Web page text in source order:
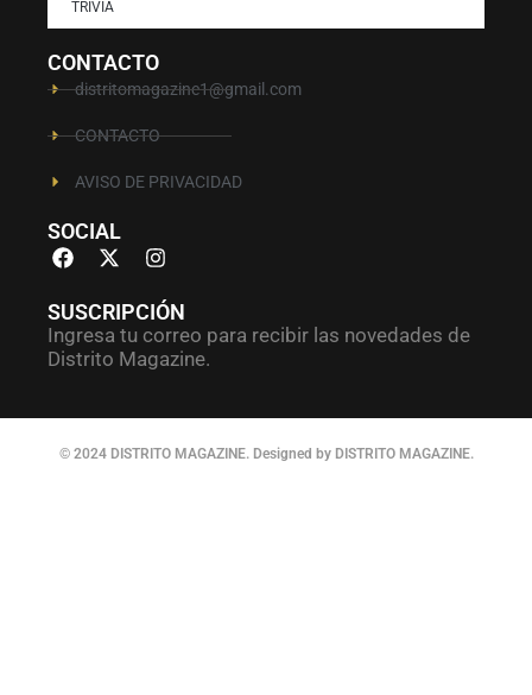
TRIVIA
CONTACTO
distritomagazine1@gmail.com
CONTACTO
AVISO DE PRIVACIDAD
SOCIAL
SUSCRIPCIÓN
Ingresa tu correo para recibir las novedades de
Distrito Magazine.
© 2024 DISTRITO MAGAZINE. Designed by DISTRITO MAGAZINE.